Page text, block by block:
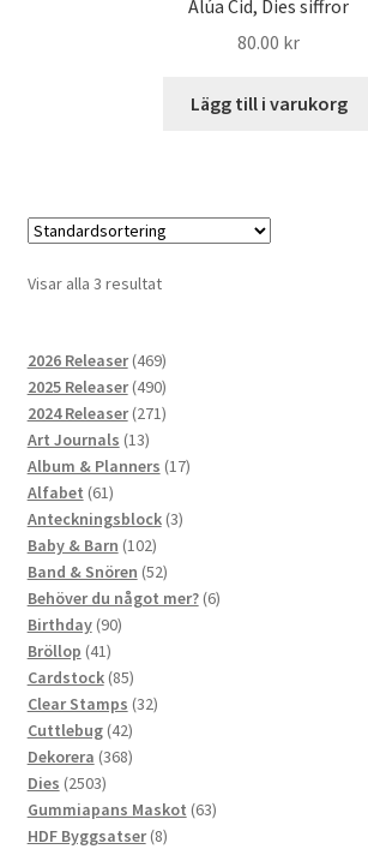
Alúa Cid, Dies siffror
80.00 kr
Lägg till i varukorg
Visar alla 3 resultat
2026 Releaser 469469
produkter
2025 Releaser 490490
produkter
2024 Releaser 271271
Art Journals 1313
produkter
Album & Planners 1717
Alfabet 6161
produkter
Anteckningsblock 33
Baby & Barn 102102
produkter
Band & Snören 5252
produkter
Behöver du något mer? 66
Birthday 9090
Bröllop 4141
produkter
Cardstock 8585
produkter
Clear Stamps 3232
Cuttlebug 4242
produkter
Dekorera 368368
Dies 25032503
produkter
Gummiapans Maskot 6363
HDF Byggsatser 88